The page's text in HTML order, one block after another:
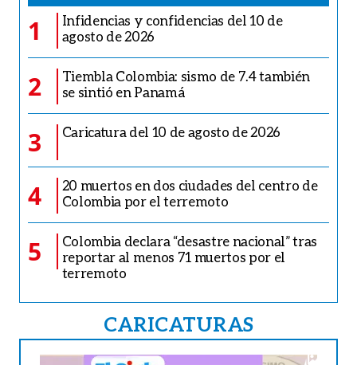
1
Infidencias y confidencias del 10 de
agosto de 2026
2
Tiembla Colombia: sismo de 7.4 también
se sintió en Panamá
3 Caricatura del 10 de agosto de 2026
4
20 muertos en dos ciudades del centro de
Colombia por el terremoto
5
Colombia declara “desastre nacional” tras
reportar al menos 71 muertos por el
terremoto
CARICATURAS